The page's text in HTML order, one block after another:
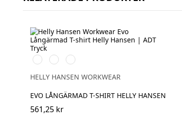
591
NAVY
991
BLACK
932
GREY
MELANGE
HELLY HANSEN WORKWEAR
EVO LÅNGÄRMAD T-SHIRT HELLY HANSEN
561,25 kr